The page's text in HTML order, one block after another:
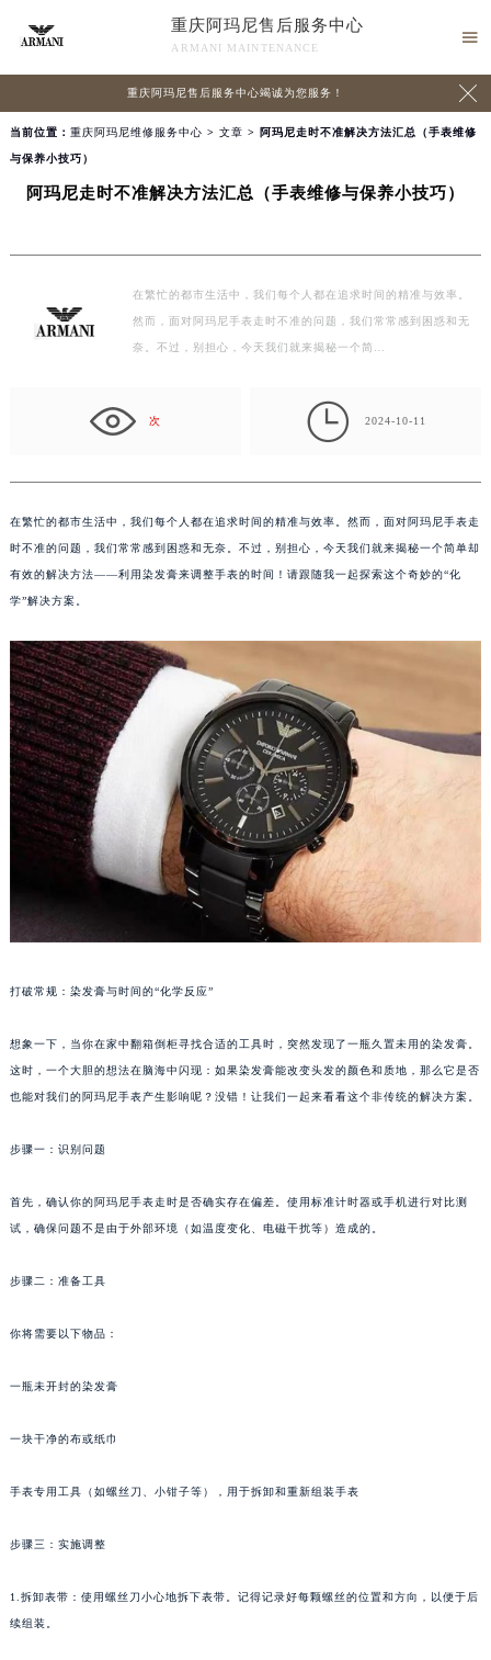
重庆阿玛尼售后服务中心
ARMANI MAINTENANCE

重庆阿玛尼售后服务中心竭诚为您服务！ 
当前位置： 重庆阿玛尼维修服务中心 > 文章 > 阿玛尼走时不准解决方法汇总（手表维修
与保养小技巧）
阿玛尼走时不准解决方法汇总（手表维修与保养小技巧）
在繁忙的都市生活中，我们每个人都在追求时间的精准与效率。
然而，面对阿玛尼手表走时不准的问题，我们常常感到困惑和无
奈。不过，别担心，今天我们就来揭秘一个简…
次  2024-10-11
在繁忙的都市生活中，我们每个人都在追求时间的精准与效率。然而，面对阿玛尼手表走
时不准的问题，我们常常感到困惑和无奈。不过，别担心，今天我们就来揭秘一个简单却
有效的解决方法——利用染发膏来调整手表的时间！请跟随我一起探索这个奇妙的“化
学”解决方案。
打破常规：染发膏与时间的“化学反应”
想象一下，当你在家中翻箱倒柜寻找合适的工具时，突然发现了一瓶久置未用的染发膏。
这时，一个大胆的想法在脑海中闪现：如果染发膏能改变头发的颜色和质地，那么它是否
也能对我们的阿玛尼手表产生影响呢？没错！让我们一起来看看这个非传统的解决方案。
步骤一：识别问题
首先，确认你的阿玛尼手表走时是否确实存在偏差。使用标准计时器或手机进行对比测
试，确保问题不是由于外部环境（如温度变化、电磁干扰等）造成的。
步骤二：准备工具
你将需要以下物品：
一瓶未开封的染发膏
一块干净的布或纸巾
手表专用工具（如螺丝刀、小钳子等），用于拆卸和重新组装手表
步骤三：实施调整
1.拆卸表带：使用螺丝刀小心地拆下表带。记得记录好每颗螺丝的位置和方向，以便于后
续组装。